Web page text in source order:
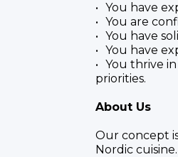
You have
You are
You have
You have
You thrive
priorities.
About Us
Our concept
Nordic cuisine.